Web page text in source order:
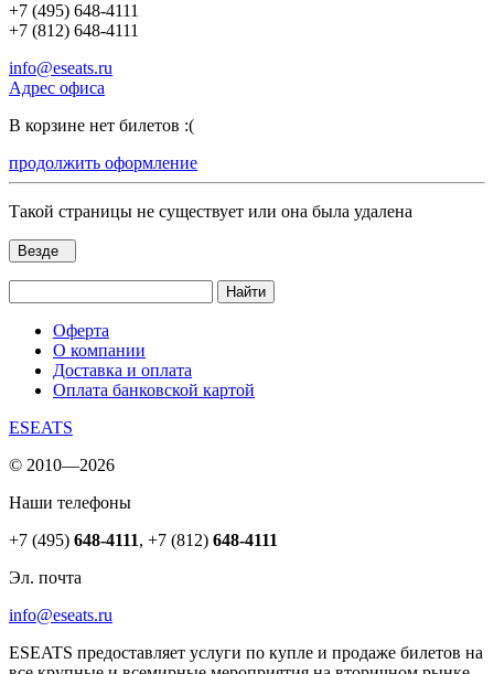
+7 (495) 648-4111
+7 (812) 648-4111
info@eseats.ru
Адрес офиса
В корзине нет билетов :(
продолжить оформление
Такой страницы не существует или она была удалена
Везде
Найти
Оферта
О компании
Доставка и оплата
Оплата банковской картой
ESEATS
© 2010—2026
Наши телефоны
+7 (495) 648-4111, +7 (812) 648-4111
Эл. почта
info@eseats.ru
ESEATS предоставляет услуги по купле и продаже билетов на